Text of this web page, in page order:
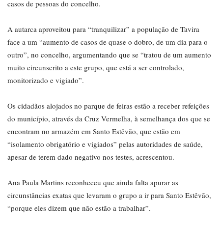
casos de pessoas do concelho.
A autarca aproveitou para “tranquilizar” a população de Tavira
face a um “aumento de casos de quase o dobro, de um dia para o
outro”, no concelho, argumentando que se “tratou de um aumento
muito circunscrito a este grupo, que está a ser controlado,
monitorizado e vigiado”.
Os cidadãos alojados no parque de feiras estão a receber refeições
do município, através da Cruz Vermelha, à semelhança dos que se
encontram no armazém em Santo Estêvão, que estão em
“isolamento obrigatório e vigiados” pelas autoridades de saúde,
apesar de terem dado negativo nos testes, acrescentou.
Ana Paula Martins reconheceu que ainda falta apurar as
circunstâncias exatas que levaram o grupo a ir para Santo Estêvão,
“porque eles dizem que não estão a trabalhar”.